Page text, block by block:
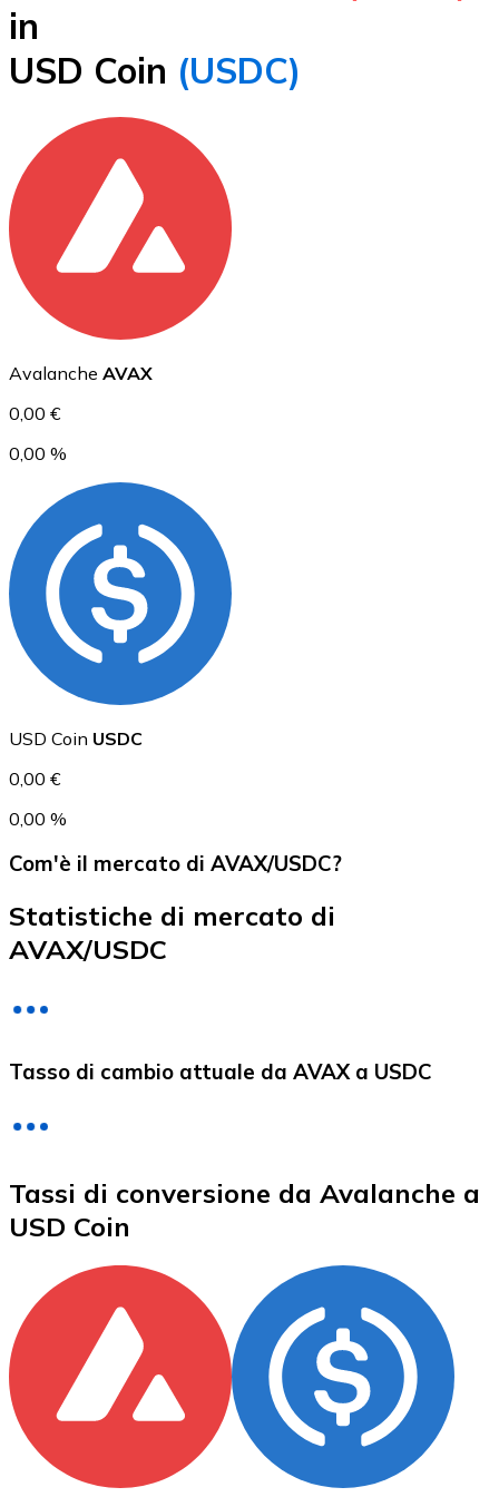
Ethereum
ETH
USD Coin
USDC
Vedi tutto
Buoni cripto
in
USD Coin (USDC)
Avalanche AVAX
0,00 €
0,00 %
USD Coin USDC
0,00 €
0,00 %
Com'è il mercato di AVAX/USDC?
Statistiche di mercato di
AVAX/USDC
Tasso di cambio attuale da AVAX a USDC
Tassi di conversione da Avalanche a
USD Coin